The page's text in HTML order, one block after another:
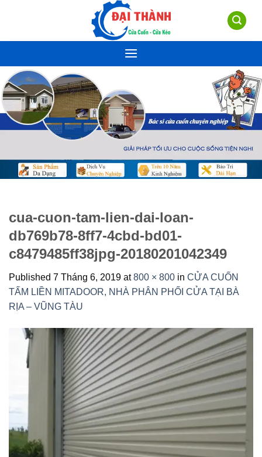
cua-cuon-tam-lien-dai-loan-
db769b78-8ff7-4cbd-bd01-
c8479485ff38jpg-20180201042349
Published 7 Tháng 6, 2019 at800 × 800 in CỬA CUỐN
TẤM LIỀN MITADOOR, NHÀ PHÂN PHỐI CỬA TẠI BÀ
RỊA – VŨNG TÀU